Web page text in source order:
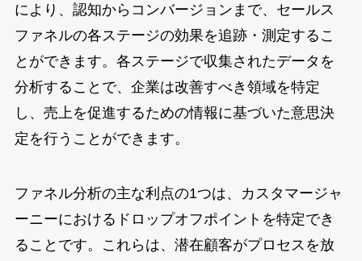
により、認知からコンバージョンまで、セールス
ファネルの各ステージの効果を追跡・測定するこ
とができます。各ステージで収集されたデータを
分析することで、企業は改善すべき領域を特定
し、売上を促進するための情報に基づいた意思決
定を行うことができます。
ファネル分析の主な利点の1つは、カスタマージャ
ーニーにおけるドロップオフポイントを特定でき
ることです。これらは、潜在顧客がプロセスを放